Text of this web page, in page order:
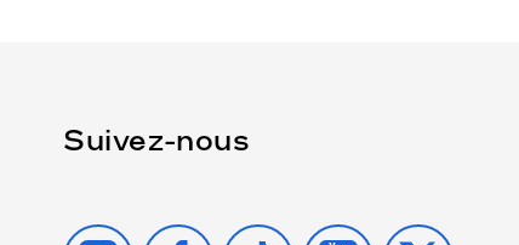
Suivez-nous
INSTAGRAMFACEBOOK
TIKTOK YOUTUBE
X